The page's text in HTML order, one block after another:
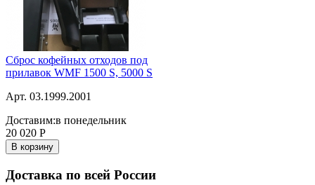
Сброс кофейных отходов под
прилавок WMF 1500 S, 5000 S
Арт. 03.1999.2001
Доставим:в понедельник
20 020 Р
В корзину
Доставка по всей России